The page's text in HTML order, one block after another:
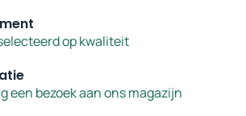
op kwaliteit
een bezoek aan ons magazijn